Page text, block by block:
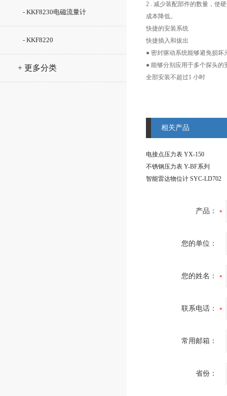
- KKF8230电磁流量计
- KKF8220
+ 更多分类
2 . 减少装配部件的数量，使
成本降低。
快捷的安装系统
快捷插入和拔出
● 密封驱动系统能够避免损坏
● 能够分别应用于多个探头的
全部安装不超过1 小时
相关产品
电接点压力表 YX-150
不锈钢压力表 Y-BF系列
智能雷达物位计 SYC-LD702
产品：
您的单位：
您的姓名：
联系电话：
常用邮箱：
省份：